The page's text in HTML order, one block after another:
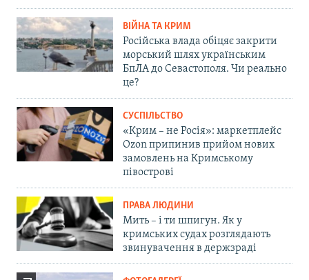
ВІЙНА ТА КРИМ
Російська влада обіцяє закрити
морський шлях українським
БпЛА до Севастополя. Чи реально
це?
СУСПІЛЬСТВО
«Крим – не Росія»: маркетплейс
Ozon припинив прийом нових
замовлень на Кримському
півострові
ПРАВА ЛЮДИНИ
Мить – і ти шпигун. Як у
кримських судах розглядають
звинувачення в держзраді